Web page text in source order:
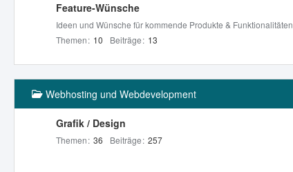
Feature-Wünsche
Ideen und Wünsche für kommende Produkte & Funktionalitäten
Themen
10 Beiträge 13
Webhosting und Webdevelopment
Grafik / Design
Themen 36 Beiträge 257